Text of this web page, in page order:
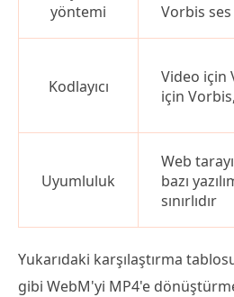
yöntemi
Vorbis ses
Kodlayıcı
Video için
için
Uyumluluk
Web
bazı
sınırlıdır
Yukarıdaki karşılaştırma
gibi WebM'yi MP4'e